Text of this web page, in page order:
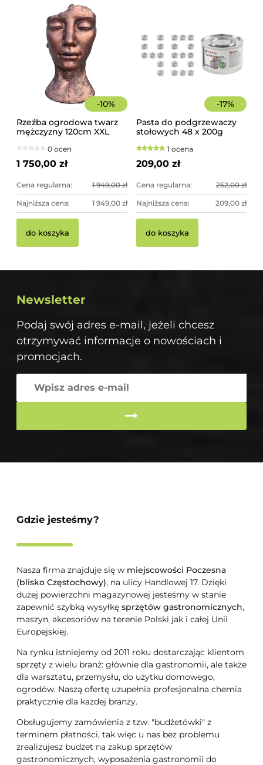
-10%
Rzeźba ogrodowa twarz
mężczyzny 120cm XXL
imponująca dekoracja
ogrodowa
0 ocen
1 750,00 zł
Cena regularna: 1 949,00 zł
Najniższa cena: 1 949,00 zł
do koszyka
-17%
Pasta do podgrzewaczy
stołowych 48 x 200g
1 ocena
209,00 zł
Cena regularna: 252,00 zł
Najniższa cena: 209,00 zł
do koszyka
Newsletter
Podaj swój adres e-mail, jeżeli chcesz
otrzymywać informacje o nowościach i
promocjach.
Gdzie jesteśmy?
Nasza firma znajduje się w miejscowości Poczesna
(blisko Częstochowy), na ulicy Handlowej 17. Dzięki
dużej powierzchni magazynowej jesteśmy w stanie
zapewnić szybką wysyłkę sprzętów gastronomicznych,
maszyn, akcesoriów na terenie Polski jak i całej Unii
Europejskiej.
Na rynku istniejemy od 2011 roku dostarczając klientom
sprzęty z wielu branż: głównie dla gastronomii, ale także
dla warsztatu, przemysłu, do użytku domowego,
ogrodów. Naszą ofertę uzupełnia profesjonalna chemia
praktycznie dla każdej branży.
Obsługujemy zamówienia z tzw. "budżetówki" z
terminem płatności, tak więc u nas bez problemu
zrealizujesz budżet na zakup sprzętów
gastronomicznych, wyposażenia gastronomii do